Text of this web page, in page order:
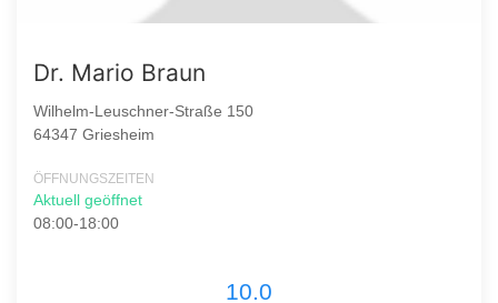
Dr. Mario Braun
Wilhelm-Leuschner-Straße 150
64347 Griesheim
ÖFFNUNGSZEITEN
Aktuell geöffnet
08:00-18:00
10.0